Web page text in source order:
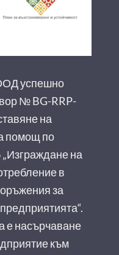
успешно
№ BG-RRP-
на
помощ по
на
в
за
е насърчаване
към